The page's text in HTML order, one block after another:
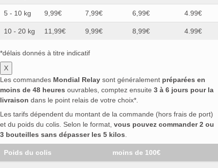
5 - 10 kg 9,99€ 7,99€ 6,99€ 4.99€
10 - 20 kg 11,99€ 9,99€ 8,99€ 4.99€
*délais donnés à titre indicatif
X
Les commandes Mondial Relay sont généralement préparées en
moins de 48 heures ouvrables, comptez ensuite 3 à 6 jours pour la
livraison dans le point relais de votre choix*.
Les tarifs dépendent du montant de la commande (hors frais de port)
et du poids du colis. Selon le format, vous pouvez commander 2 ou
3 bouteilles sans dépasser les 5 kilos.
Poids du colis moins de 100€